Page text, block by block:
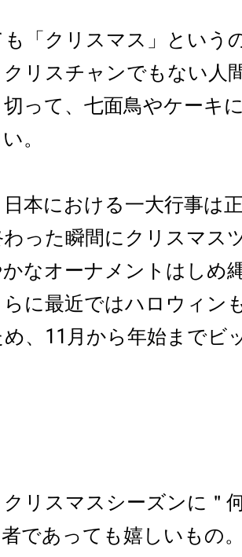
「クリスマス」という
リスチャンでもない人
って、七面鳥やケーキ
。
本における一大行事は
わった瞬間にクリスマス
なオーナメントはしめ
に最近ではハロウィン
、11月から年始までビ
クリスマスシーズンに＂
であっても嬉しいもの